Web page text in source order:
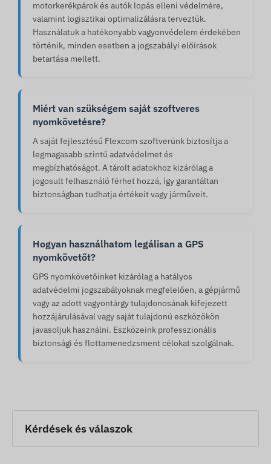
motorkerékpárok és autók lopás elleni védelmére,
valamint logisztikai optimalizálásra terveztük.
Használatuk a hatékonyabb vagyonvédelem érdekében
történik, minden esetben a jogszabályi előírások
betartása mellett.
Miért van szükségem saját szoftveres
nyomkövetésre?
A saját fejlesztésű Flexcom szoftverünk biztosítja a
legmagasabb szintű adatvédelmet és
megbízhatóságot. A tárolt adatokhoz kizárólag a
jogosult felhasználó férhet hozzá, így garantáltan
biztonságban tudhatja értékeit vagy járműveit.
Hogyan használhatom legálisan a GPS
nyomkövetőt?
GPS nyomkövetőinket kizárólag a hatályos
adatvédelmi jogszabályoknak megfelelően, a gépjármű
vagy az adott vagyontárgy tulajdonosának kifejezett
hozzájárulásával vagy saját tulajdonú eszközökön
javasoljuk használni. Eszközeink professzionális
biztonsági és flottamenedzsment célokat szolgálnak.
Kérdések és válaszok